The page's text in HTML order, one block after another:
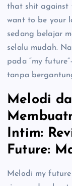
that shit against
want to be your
sedang belajar
selalu mudah.
pada “my
tanpa
Melodi
Intim:
Future:
Melodi my